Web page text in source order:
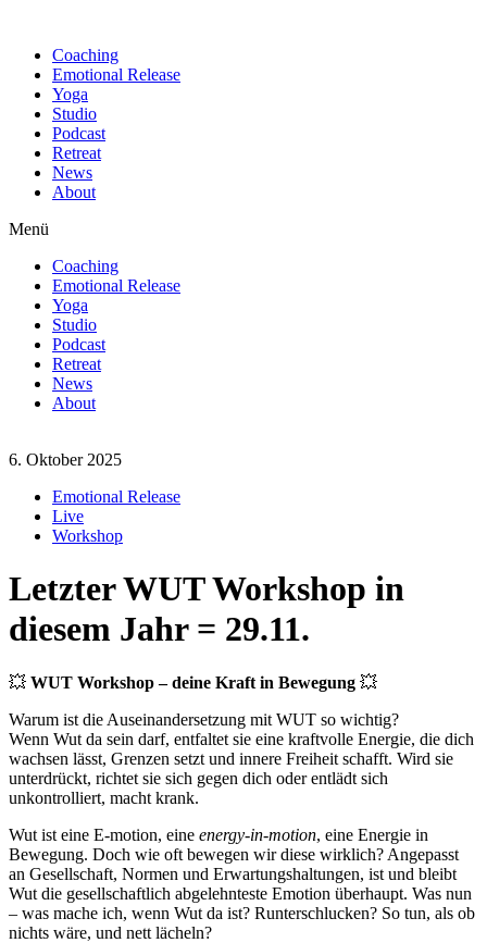
Coaching
Emotional Release
Yoga
Studio
Podcast
Retreat
News
About
Menü
Coaching
Emotional Release
Yoga
Studio
Podcast
Retreat
News
About
6. Oktober 2025
Emotional Release
Live
Workshop
Letzter WUT Workshop in
diesem Jahr = 29.11.
💥 WUT Workshop – deine Kraft in Bewegung 💥
Warum ist die Auseinandersetzung mit WUT so wichtig?
Wenn Wut da sein darf, entfaltet sie eine kraftvolle Energie, die dich
wachsen lässt, Grenzen setzt und innere Freiheit schafft. Wird sie
unterdrückt, richtet sie sich gegen dich oder entlädt sich
unkontrolliert, macht krank.
Wut ist eine E-motion, eine energy-in-motion, eine Energie in
Bewegung. Doch wie oft bewegen wir diese wirklich? Angepasst
an Gesellschaft, Normen und Erwartungshaltungen, ist und bleibt
Wut die gesellschaftlich abgelehnteste Emotion überhaupt. Was nun
– was mache ich, wenn Wut da ist? Runterschlucken? So tun, als ob
nichts wäre, und nett lächeln?